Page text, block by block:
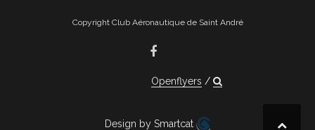
Copyright Club Aéronautique de Saint André
Openflyers
Design by Smartcat